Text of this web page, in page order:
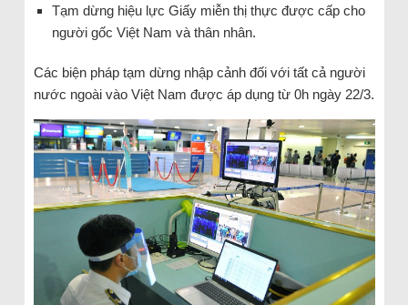
Tạm dừng hiệu lực Giấy miễn thị thực được cấp cho
người gốc Việt Nam và thân nhân.
Các biện pháp tạm dừng nhập cảnh đối với tất cả người
nước ngoài vào Việt Nam được áp dụng từ 0h ngày 22/3.